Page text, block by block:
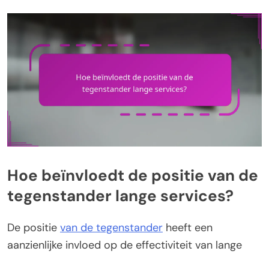
Hoe beïnvloedt de positie van de
tegenstander lange services?
De positie van de tegenstander heeft een
aanzienlijke invloed op de effectiviteit van lange